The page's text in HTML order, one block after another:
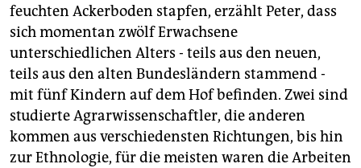
feuchten Ackerboden stapfen, erzählt Peter, dass
sich momentan zwölf Erwachsene
unterschiedlichen Alters - teils aus den neuen,
teils aus den alten Bundesländern stammend -
mit fünf Kindern auf dem Hof befinden. Zwei sind
studierte Agrarwissenschaftler, die anderen
kommen aus verschiedensten Richtungen, bis hin
zur Ethnologie, für die meisten waren die Arbeiten